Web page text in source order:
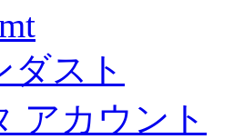
ダスト
アカウント